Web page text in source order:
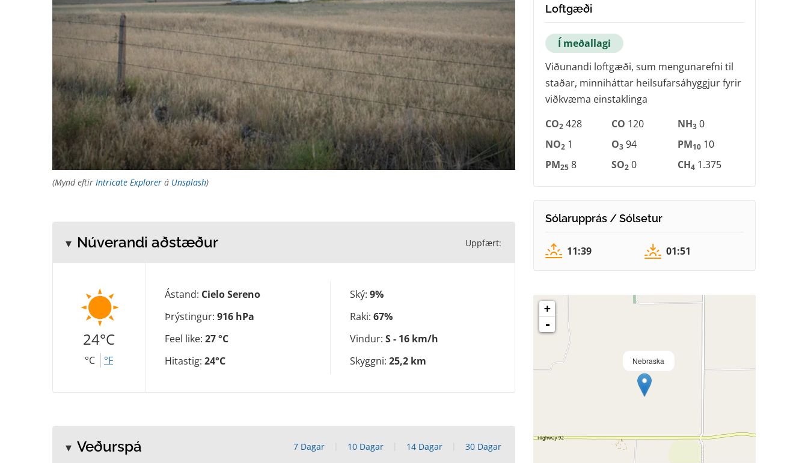
(Mynd eftir Intricate Explorer á Unsplash)
Núverandi aðstæður Uppfært:
24°C
°C °F
Ástand: Cielo Sereno
Þrýstingur: 916 hPa
Feel like: 27 °C
Hitastig: 24°C
Ský: 9%
Raki: 67%
Vindur: S - 16 km/h
Skyggni: 25,2 km
Veðurspá 7 Dagar 10 Dagar 14 Dagar 30 Dagar
Loftgæði
Í meðallagi
Viðunandi loftgæði, sum mengunarefni til
staðar, minniháttar heilsufarsáhyggjur fyrir
viðkvæma einstaklinga
CO2 428 CO 120 NH3 0
NO2 1 O3 94 PM10 10
PM25 8 SO2 0 CH4 1.375
Sólarupprás / Sólsetur
11:39 01:51
Nebraska
+
-